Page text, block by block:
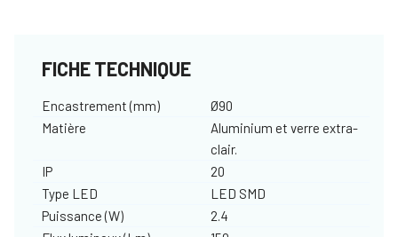
FICHE TECHNIQUE
Encastrement (mm)
Ø90
Matière
Aluminium et verre extra-
clair.
IP
20
Type LED
LED SMD
Puissance (W)
2.4